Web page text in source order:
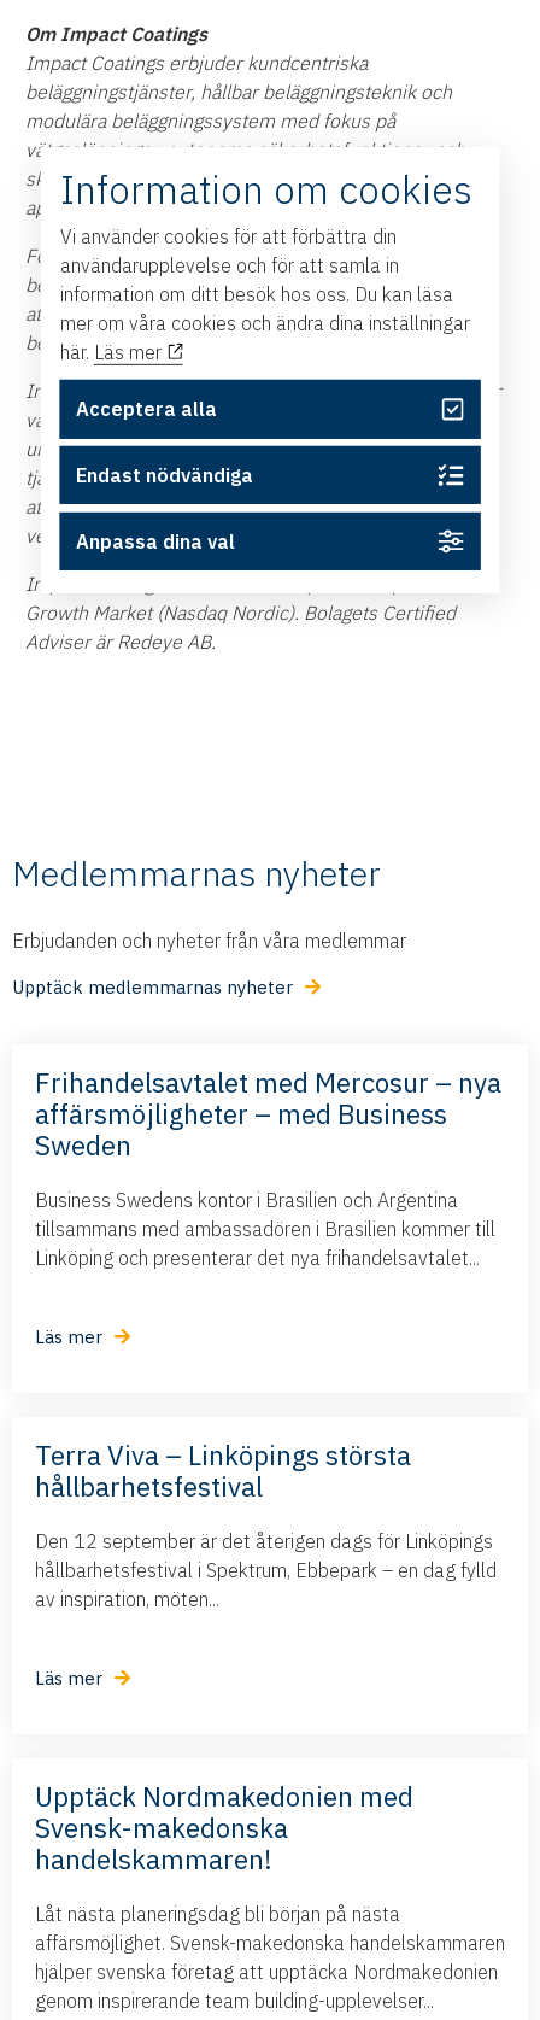
Om Impact Coatings
Impact Coatings erbjuder kundcentriska
beläggningstjänster, hållbar beläggningsteknik och
modulära beläggningssystem med fokus på
vätgaslösningar, autonoma säkerhetsfunktioner och
skräddarsydda beläggningslösningar för specialiserade
applikationer.
Företaget använder vakuumbaserade
beläggningsmetoder – rena och hållbara processer för
att applicera tunna lager av metaller eller keramiska
beläggningar som förbättrar prestanda och hållbarhet.
Impact Coatings marknadsför beläggningssystem under
varumärket INLINECOATER™ och beläggningsmaterial
under varumärket MAXPHASE™. Bolagets
tjänstemodeller och system är flexibla och skalbara för
att matcha de snabbväxande marknader som bolaget
verkar inom.
Impact Coatings aktie är noterad på Nasdaq First North
Growth Market (Nasdaq Nordic). Bolagets Certified
Adviser är Redeye AB.
Medlemmarnas nyheter
Erbjudanden och nyheter från våra medlemmar
Upptäck medlemmarnas nyheter
Frihandelsavtalet med Mercosur – nya
affärsmöjligheter – med Business
Sweden
Business Swedens kontor i Brasilien och Argentina
tillsammans med ambassadören i Brasilien kommer till
Linköping och presenterar det nya frihandelsavtalet...
Läs mer
Terra Viva – Linköpings största
hållbarhetsfestival
Den 12 september är det återigen dags för Linköpings
hållbarhetsfestival i Spektrum, Ebbepark – en dag fylld
av inspiration, möten...
Läs mer
Upptäck Nordmakedonien med
Svensk-makedonska
handelskammaren!
Låt nästa planeringsdag bli början på nästa
affärsmöjlighet. Svensk-makedonska handelskammaren
hjälper svenska företag att upptäcka Nordmakedonien
genom inspirerande team building-upplevelser...
Information om cookies
Vi använder cookies för att förbättra din
användarupplevelse och för att samla in
information om ditt besök hos oss. Du kan läsa
mer om våra cookies och ändra dina inställningar
här. Läs mer
Acceptera alla
Endast nödvändiga
Anpassa dina val